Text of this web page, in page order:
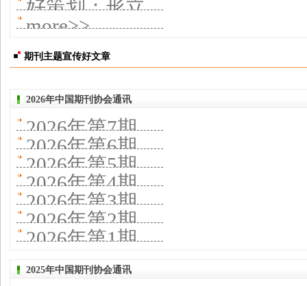
六届“期刊主题
布
焦中国教育报
刊社深度融合
与转型
题宣传好文
章”推荐活动结
跨山海 写人民
好策划：形立
more>>
期刊主题宣传好文章
2026年中国期刊协会通讯
2026年第7期
2026年第6期
2026年第5期
2026年第4期
2026年第3期
2026年第2期
2026年第1期
2025年中国期刊协会通讯